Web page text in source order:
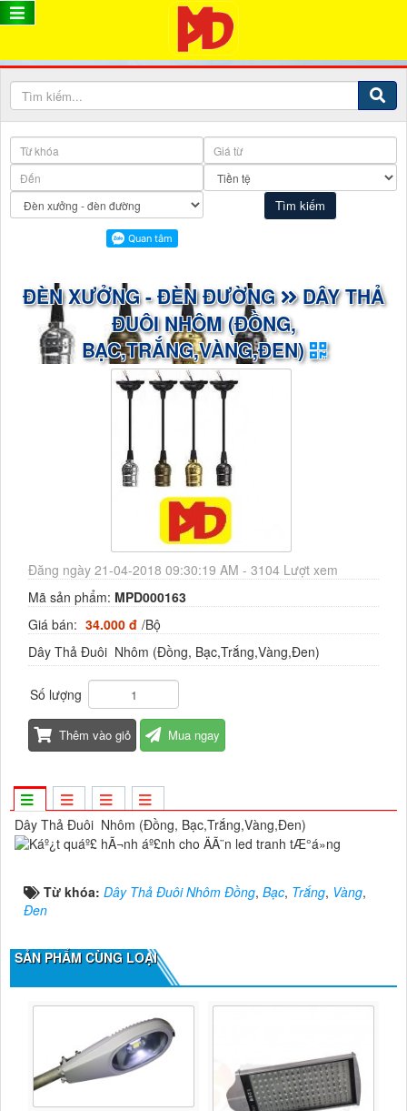
ĐÈN XƯỞNG - ĐÈN ĐƯỜNG
DÂY THẢ
ĐUÔI NHÔM (ĐỒNG,
BẠC,TRẮNG,VÀNG,ĐEN)
Đăng ngày 21-04-2018 09:30:19 AM - 3104 Lượt xem
Mã sản phẩm: MPD000163
Giá bán: 34.000 đ /Bộ
Dây Thả Đuôi Nhôm (Đồng, Bạc,Trắng,Vàng,Đen)
Số lượng
Thêm vào giỏ Mua ngay
Dây Thả Đuôi Nhôm (Đồng, Bạc,Trắng,Vàng,Đen)
Từ khóa: Dây Thả Đuôi Nhôm Đồng, Bạc, Trắng, Vàng,
Đen
SẢN PHẨM CÙNG LOẠI